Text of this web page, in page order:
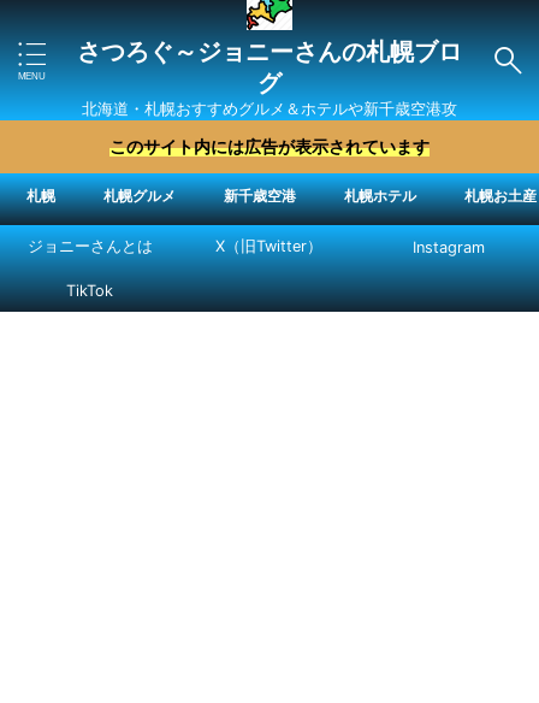
さつろぐ～ジョニーさんの札幌ブロ
グ
北海道・札幌おすすめグルメ＆ホテルや新千歳空港攻
略法を紹介 ″ジョニーさん“で検索
このサイト内には広告が表示されています
札幌 札幌グルメ 新千歳空港 札幌ホテル 札幌お土産
ジョニーさんとは X（旧Twitter） Instagram
TikTok